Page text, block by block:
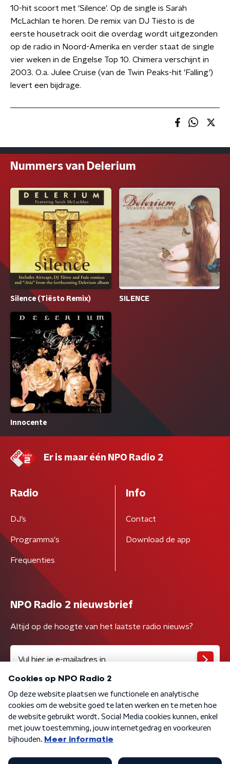
10-hit scoort met 'Silence'. Op de single is Sarah
McLachlan te horen. De remix van DJ Tiësto is de
eerste housetrack ooit die overdag wordt uitgezonden
op de radio in Noord-Amerika en verder staat de single
vier weken in de Engelse Top 10. Chimera verschijnt in
2003. O.a. Julee Cruise (van de Twin Peaks-hit 'Falling')
levert een bijdrage.
Nummers van Delerium
Silence (Tiësto Remix) SILENCE
Innocente
Er is maar één NPO Radio 2
Radio
DJ’s
Programma's
Frequenties
Info
Contact
Download de app
NPO Radio 2 nieuwsbrief
Altijd op de hoogte van het laatste radio nieuws?
Algemene voorwaarden